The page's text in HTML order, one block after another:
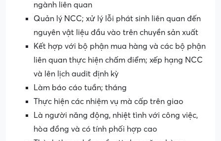
ngành liên quan
Quản lý NCC; xử lý lỗi phát sinh liên quan đến
nguyên vật liệu đầu vào trên chuyền sản xuất
Kết hợp với bộ phận mua hàng và các bộ phận
liên quan thực hiện chấm điểm; xếp hạng NCC
và lên lịch audit định kỳ
Làm báo cáo tuần; tháng
Thực hiện các nhiệm vụ mà cấp trên giao
Là người năng động, nhiệt tình với công việc,
hòa đồng và có tính phối hợp cao